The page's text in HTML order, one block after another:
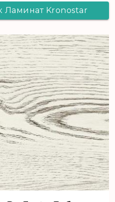
Ламинат Kronostar